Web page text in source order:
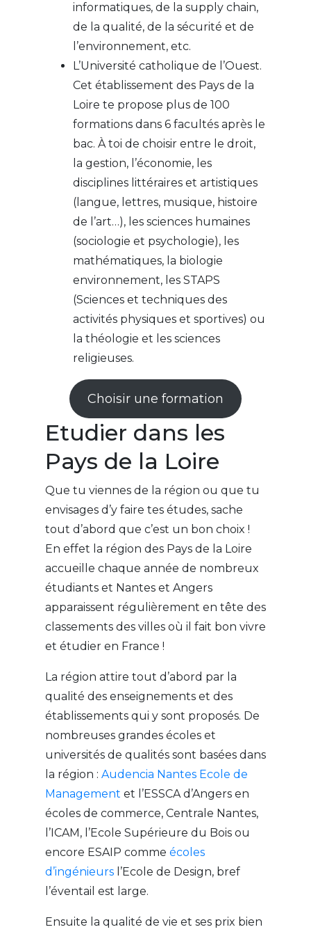
informatiques, de la supply chain,
de la qualité, de la sécurité et de
l’environnement, etc.
L’Université catholique de l’Ouest.
Cet établissement des Pays de la
Loire te propose plus de 100
formations dans 6 facultés après le
bac. À toi de choisir entre le droit,
la gestion, l’économie, les
disciplines littéraires et artistiques
(langue, lettres, musique, histoire
de l’art…), les sciences humaines
(sociologie et psychologie), les
mathématiques, la biologie
environnement, les STAPS
(Sciences et techniques des
activités physiques et sportives) ou
la théologie et les sciences
religieuses.
Choisir une formation
Etudier dans les
Pays de la Loire
Que tu viennes de la région ou que tu
envisages d’y faire tes études, sache
tout d’abord que c’est un bon choix !
En effet la région des Pays de la Loire
accueille chaque année de nombreux
étudiants et Nantes et Angers
apparaissent régulièrement en tête des
classements des villes où il fait bon vivre
et étudier en France !
La région attire tout d’abord par la
qualité des enseignements et des
établissements qui y sont proposés. De
nombreuses grandes écoles et
universités de qualités sont basées dans
la région : Audencia Nantes Ecole de
Management et l’ESSCA d’Angers en
écoles de commerce, Centrale Nantes,
l’ICAM, l’Ecole Supérieure du Bois ou
encore ESAIP comme écoles
d’ingénieursl’Ecole de Design, bref
l’éventail est large.
Ensuite la qualité de vie et ses prix bien